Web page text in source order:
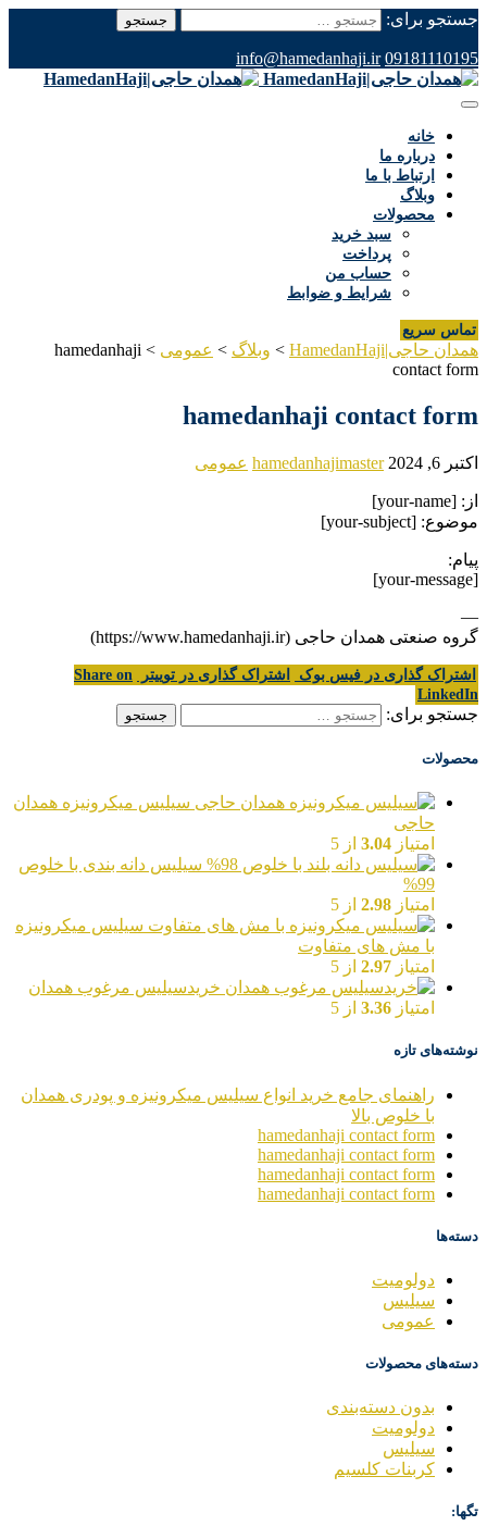
جستجو برای:
09181110195
info@hamedanhaji.ir
خانه
درباره ما
ارتباط با ما
وبلاگ
محصولات
سبد خرید
پرداخت
حساب من
شرایط و ضوابط
تماس سریع
همدان حاجی|HamedanHaji > وبلاگ > عمومی >
hamedanhaji
contact form
hamedanhaji contact form
اکتبر 6, 2024 hamedanhajimaster عمومی
از: [your-name]
موضوع: [your-subject]
پیام:
[your-message]
—
گروه صنعتی همدان حاجی (https://www.hamedanhaji.ir)
اشتراک گذاری در فیس بوک اشتراک گذاری در توییتر
Share on
LinkedIn
جستجو برای:
محصولات
سیلیس میکرونیزه همدان
حاجی
امتیاز 3.04 از 5
سیلیس دانه بندی با خلوص
99%
امتیاز 2.98 از 5
سیلیس میکرونیزه
با مش های متفاوت
امتیاز 2.97 از 5
خریدسیلیس مرغوب همدان
امتیاز 3.36 از 5
نوشته‌های تازه
راهنمای جامع خرید انواع سیلیس میکرونیزه و پودری همدان
با خلوص بالا
hamedanhaji contact form
hamedanhaji contact form
hamedanhaji contact form
hamedanhaji contact form
دسته‌ها
دولومیت
سیلیس
عمومی
دسته‌های محصولات
بدون دسته‌بندی
دولومیت
سیلیس
کربنات کلسیم
تگها: